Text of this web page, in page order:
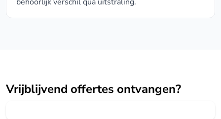
Vrijblijvend offertes ontvangen?